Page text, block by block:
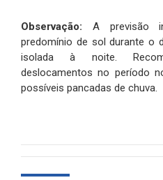
Observação: A previsão
predomínio de sol durante o
isolada à noite.
deslocamentos no período
possíveis pancadas de chuva.